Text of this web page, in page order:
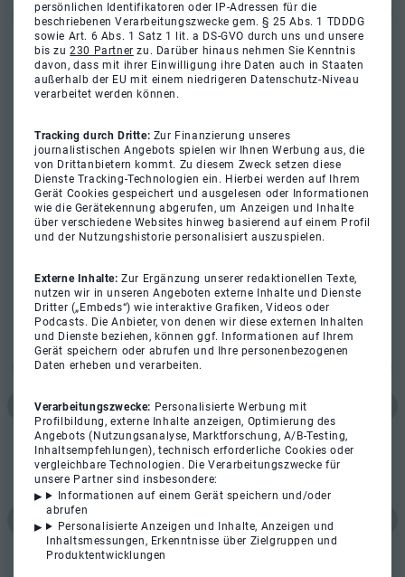
persönlichen Identifikatoren oder IP-Adressen für die
beschriebenen Verarbeitungszwecke gem. § 25 Abs. 1 TDDDG
sowie Art. 6 Abs. 1 Satz 1 lit. a DS-GVO durch uns und unsere
bis zu230 Partner zu. Darüber hinaus nehmen Sie Kenntnis
davon, dass mit ihrer Einwilligung ihre Daten auch in Staaten
außerhalb der EU mit einem niedrigeren Datenschutz-Niveau
verarbeitet werden können.
Tracking durch Dritte: Zur Finanzierung unseres
journalistischen Angebots spielen wir Ihnen Werbung aus, die
von Drittanbietern kommt. Zu diesem Zweck setzen diese
Dienste Tracking-Technologien ein. Hierbei werden auf Ihrem
Gerät Cookies gespeichert und ausgelesen oder Informationen
wie die Gerätekennung abgerufen, um Anzeigen und Inhalte
über verschiedene Websites hinweg basierend auf einem Profil
und der Nutzungshistorie personalisiert auszuspielen.
Externe Inhalte:Zur Ergänzung unserer redaktionellen Texte,
nutzen wir in unseren Angeboten externe Inhalte und Dienste
Dritter („Embeds“) wie interaktive Grafiken, Videos oder
Podcasts. Die Anbieter, von denen wir diese externen Inhalten
und Dienste beziehen, können ggf. Informationen auf Ihrem
Gerät speichern oder abrufen und Ihre personenbezogenen
Daten erheben und verarbeiten.
Verarbeitungszwecke: Personalisierte Werbung mit
Profilbildung, externe Inhalte anzeigen, Optimierung des
Angebots (Nutzungsanalyse, Marktforschung, A/B-Testing,
Inhaltsempfehlungen), technisch erforderliche Cookies oder
vergleichbare Technologien. Die Verarbeitungszwecke für
unsere Partner sind insbesondere:
Informationen auf einem Gerät speichern und/oder
abrufen
Personalisierte Anzeigen und Inhalte, Anzeigen und
Inhaltsmessungen, Erkenntnisse über Zielgruppen und
Produktentwicklungen